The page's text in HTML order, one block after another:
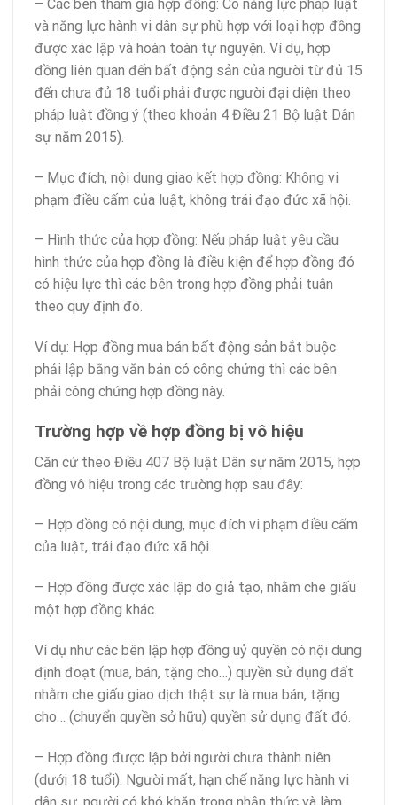
– Các bên tham gia hợp đồng: Có năng lực pháp luật
và năng lực hành vi dân sự phù hợp với loại hợp đồng
được xác lập và hoàn toàn tự nguyện. Ví dụ, hợp
đồng liên quan đến bất động sản của người từ đủ 15
đến chưa đủ 18 tuổi phải được người đại diện theo
pháp luật đồng ý (theo khoản 4 Điều 21 Bộ luật Dân
sự năm 2015).
– Mục đích, nội dung giao kết hợp đồng: Không vi
phạm điều cấm của luật, không trái đạo đức xã hội.
– Hình thức của hợp đồng: Nếu pháp luật yêu cầu
hình thức của hợp đồng là điều kiện để hợp đồng đó
có hiệu lực thì các bên trong hợp đồng phải tuân
theo quy định đó.
Ví dụ: Hợp đồng mua bán bất động sản bắt buộc
phải lập bằng văn bản có công chứng thì các bên
phải công chứng hợp đồng này.
Trường hợp về hợp đồng bị vô hiệu
Căn cứ theo Điều 407 Bộ luật Dân sự năm 2015, hợp
đồng vô hiệu trong các trường hợp sau đây:
– Hợp đồng có nội dung, mục đích vi phạm điều cấm
của luật, trái đạo đức xã hội.
– Hợp đồng được xác lập do giả tạo, nhằm che giấu
một hợp đồng khác.
Ví dụ như các bên lập hợp đồng uỷ quyền có nội dung
định đoạt (mua, bán, tặng cho…) quyền sử dụng đất
nhằm che giấu giao dịch thật sự là mua bán, tặng
cho… (chuyển quyền sở hữu) quyền sử dụng đất đó.
– Hợp đồng được lập bởi người chưa thành niên
(dưới 18 tuổi). Người mất, hạn chế năng lực hành vi